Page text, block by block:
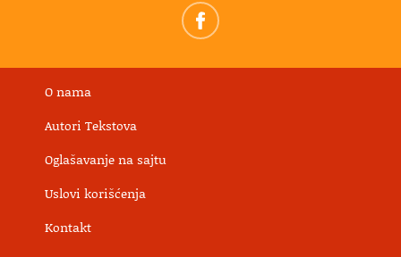
O nama
Autori Tekstova
Oglašavanje na sajtu
Uslovi korišćenja
Kontakt